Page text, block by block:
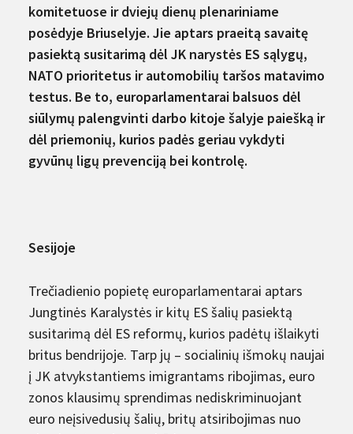
komitetuose ir dviejų dienų plenariniame
posėdyje Briuselyje. Jie aptars praeitą savaitę
pasiektą susitarimą dėl JK narystės ES sąlygų,
NATO prioritetus ir automobilių taršos matavimo
testus. Be to, europarlamentarai balsuos dėl
siūlymų palengvinti darbo kitoje šalyje paiešką ir
dėl priemonių, kurios padės geriau vykdyti
gyvūnų ligų prevenciją bei kontrolę.
Sesijoje
Trečiadienio popietę europarlamentarai aptars
Jungtinės Karalystės ir kitų ES šalių pasiektą
susitarimą dėl ES reformų, kurios padėtų išlaikyti
britus bendrijoje. Tarp jų – socialinių išmokų naujai
į JK atvykstantiems imigrantams ribojimas, euro
zonos klausimų sprendimas nediskriminuojant
euro neįsivedusių šalių, britų atsiribojimas nuo